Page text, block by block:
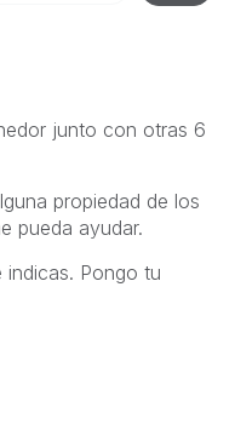
junto con otras 6
propiedad de los
pueda ayudar.
Pongo tu